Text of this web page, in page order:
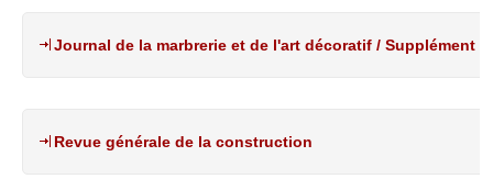
Journal de la marbrerie et de l'art décoratif / Supplément
Revue générale de la construction